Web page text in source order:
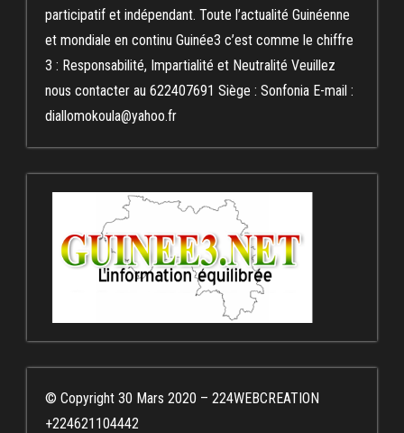
participatif et indépendant. Toute l’actualité Guinéenne
et mondiale en continu Guinée3 c’est comme le chiffre
3 : Responsabilité, Impartialité et Neutralité Veuillez
nous contacter au 622407691 Siège : Sonfonia E-mail :
diallomokoula@yahoo.fr
© Copyright 30 Mars 2020 – 224WEBCREATION
+224621104442